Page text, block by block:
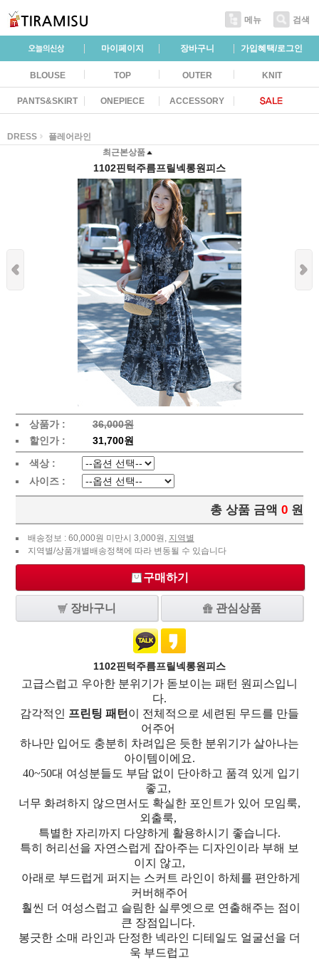
메뉴 검색
마이페이지 장바구니 가입혜택/로그인
BLOUSE TOP OUTER KNIT
PANTS&SKIRT ONEPIECE ACCESSORY
DRESS
플레어라인
최근본상품
1102핀턱주름프릴넥롱원피스
상품가 :
36,000원
할인가 :
31,700원
색상 :
사이즈 :
총 상품 금액 0 원
배송정보 : 60,000원 미만시 3,000원, 지역별
지역별/상품개별배송정책에 따라 변동될 수 있습니다
구매하기
장바구니 관심상품
1102핀턱주름프릴넥롱원피스
고급스럽고 우아한 분위기가 돋보이는 패턴 원피스입니
다.
감각적인 프린팅 패턴 이 전체적으로 세련된 무드를 만들
어주어
하나만 입어도 충분히 차려입은 듯한 분위기가 살아나는
아이템이에요.
40~50대 여성분들도 부담 없이 단아하고 품격 있게 입기
좋고,
너무 화려하지 않으면서도 확실한 포인트가 있어 모임룩,
외출룩,
특별한 자리까지 다양하게 활용하시기 좋습니다.
특히 허리선을 자연스럽게 잡아주는 디자인이라 부해 보
이지 않고,
아래로 부드럽게 퍼지는 스커트 라인이 하체를 편안하게
커버해주어
훨씬 더 여성스럽고 슬림한 실루엣으로 연출해주는 점이
큰 장점입니다.
봉긋한 소매 라인과 단정한 넥라인 디테일도 얼굴선을 더
욱 부드럽고